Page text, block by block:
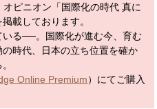
オピニオン「国際化の時代 真に
載しております。
る──。国際化が進む今、育む
時代、日本の立ち位置を確か
Online Premium）にてご購入